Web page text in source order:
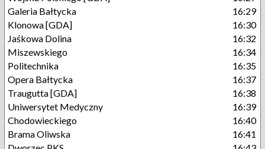
Galeria Bałtycka
16:29
Klonowa [GDA]
16:30
Jaśkowa Dolina
16:32
Miszewskiego
16:34
Politechnika
16:35
Opera Bałtycka
16:37
Traugutta [GDA]
16:38
Uniwersytet Medyczny
16:39
Chodowieckiego
16:40
Brama Oliwska
16:41